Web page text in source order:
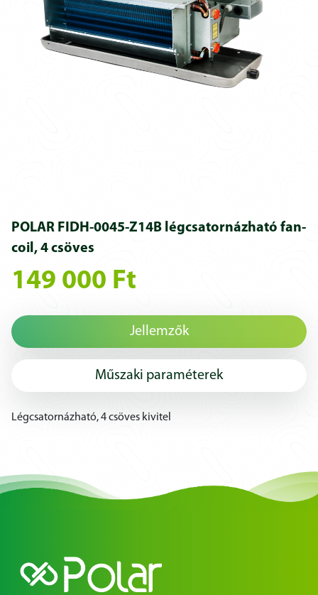
POLAR FIDH-0045-Z14B légcsatornázható fan-
coil, 4 csöves
149 000 Ft
Jellemzők
Műszaki paraméterek
Légcsatornázható, 4 csöves kivitel